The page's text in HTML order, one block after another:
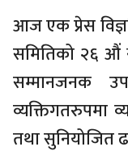
आज एक प्रेस
समितिको २६ औं
सम्मानजनक
व्यक्तिगतरुपमा
तथा सुनियोजित